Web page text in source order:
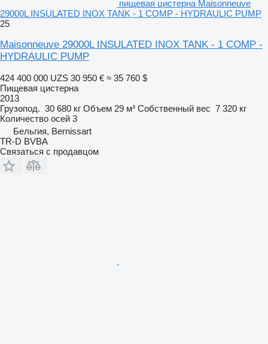
пищевая цистерна Maisonneuve
29000L INSULATED INOX TANK - 1 COMP - HYDRAULIC PUMP
25
Maisonneuve 29000L INSULATED INOX TANK - 1 COMP -
HYDRAULIC PUMP
424 400 000 UZS 30 950 € ≈ 35 760 $
Пищевая цистерна
2013
Грузопод. 30 680 кг Объем 29 м³ Собственный вес 7 320 кг
Количество осей 3
Бельгия, Bernissart
TR-D BVBA
Связаться с продавцом